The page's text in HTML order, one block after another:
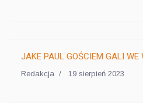
JAKE PAUL GOŚCIEM GALI WE
Redakcja 19 sierpień 2023